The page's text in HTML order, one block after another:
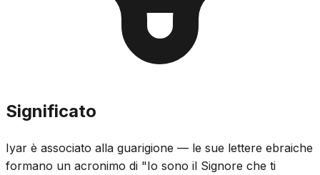
Significato
Iyar è associato alla guarigione — le sue lettere ebraiche
formano un acronimo di "Io sono il Signore che ti